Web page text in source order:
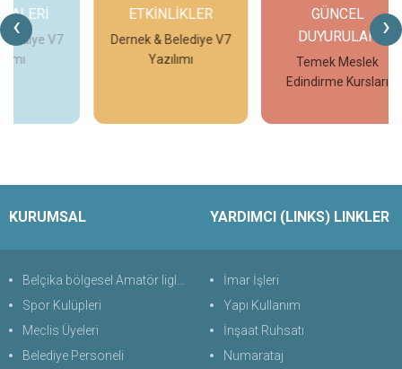
‹ ›
ETKİNLİKLER
Dernek & Belediye V7
DUYURULAR
Temek Meslek
Edindirme Kursları
KURUMSAL
Belçika bölgesel Amatör liglerde Türk futbol takımları
Spor Kulüpleri
Meclis Üyeleri
Belediye Personeli
YARDIMCI (LINKS) LINKLER
İmar İşleri
Yapı Kullanım
İnşaat Ruhsatı
Numarataj